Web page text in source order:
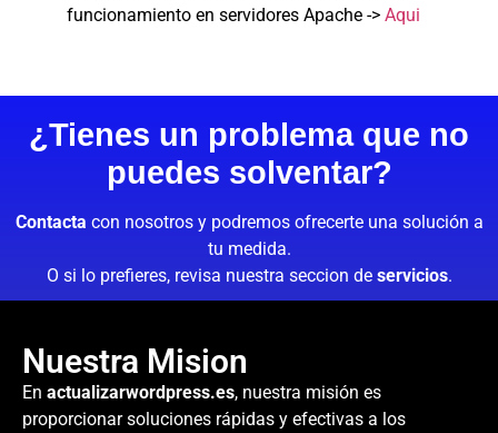
funcionamiento en servidores Apache -> Aqui
¿Tienes un problema que no
puedes solventar?
Contacta con nosotros y podremos ofrecerte una solución a
tu medida.
O si lo prefieres, revisa nuestra seccion de servicios.
Nuestra Mision
En actualizarwordpress.es, nuestra misión es
proporcionar soluciones rápidas y efectivas a los